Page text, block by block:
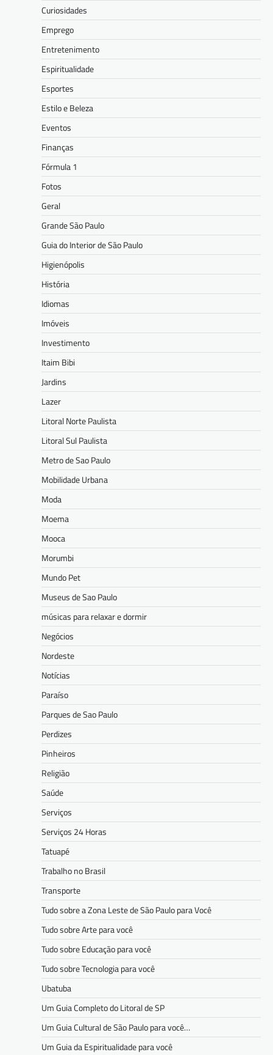
Curiosidades
Emprego
Entretenimento
Espiritualidade
Esportes
Estilo e Beleza
Eventos
Finanças
Fórmula 1
Fotos
Geral
Grande São Paulo
Guia do Interior de São Paulo
Higienópolis
História
Idiomas
Imóveis
Investimento
Itaim Bibi
Jardins
Lazer
Litoral Norte Paulista
Litoral Sul Paulista
Metro de Sao Paulo
Mobilidade Urbana
Moda
Moema
Mooca
Morumbi
Mundo Pet
Museus de Sao Paulo
músicas para relaxar e dormir
Negócios
Nordeste
Notícias
Paraíso
Parques de Sao Paulo
Perdizes
Pinheiros
Religião
Saúde
Serviços
Serviços 24 Horas
Tatuapé
Trabalho no Brasil
Transporte
Tudo sobre a Zona Leste de São Paulo para Você
Tudo sobre Arte para você
Tudo sobre Educação para você
Tudo sobre Tecnologia para você
Ubatuba
Um Guia Completo do Litoral de SP
Um Guia Cultural de São Paulo para você…
Um Guia da Espiritualidade para você